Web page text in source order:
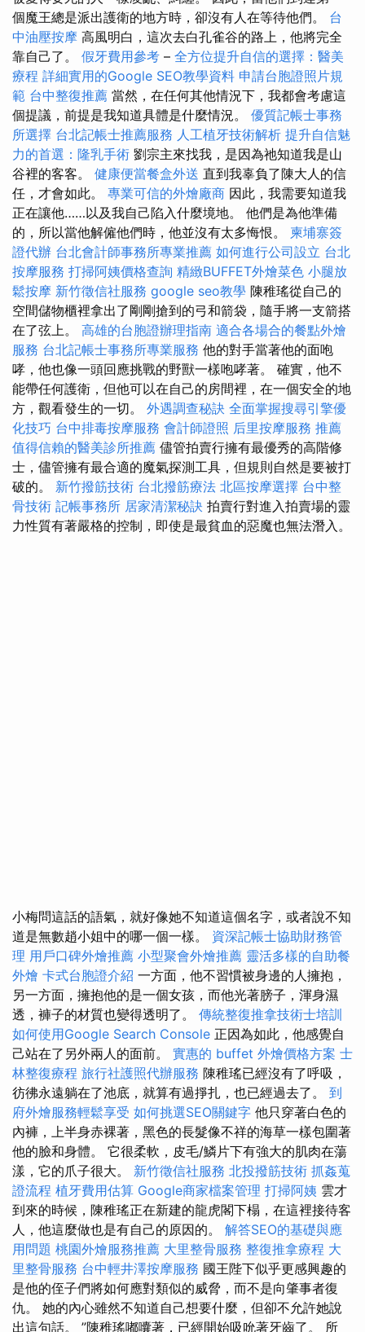
個魔王總是派出護衛的地方時，卻沒有人在等待他們。 台
中油壓按摩 高風明白，這次去白孔雀谷的路上，他將完全
靠自己了。 假牙費用參考 – 全方位提升自信的選擇：醫美
療程 詳細實用的Google SEO教學資料 申請台胞證照片規
範 台中整復推薦 當然，在任何其他情況下，我都會考慮這
個提議，前提是我知道具體是什麼情況。 優質記帳士事務
所選擇 台北記帳士推薦服務 人工植牙技術解析 提升自信魅
力的首選：隆乳手術 劉宗主來找我，是因為祂知道我是山
谷裡的客客。 健康便當餐盒外送 直到我辜負了陳大人的信
任，才會如此。 專業可信的外燴廠商 因此，我需要知道我
正在讓他……以及我自己陷入什麼境地。 他們是為他準備
的，所以當他解僱他們時，他並沒有太多悔恨。 柬埔寨簽
證代辦 台北會計師事務所專業推薦 如何進行公司設立 台北
按摩服務 打掃阿姨價格查詢 精緻BUFFET外燴菜色 小腿放
鬆按摩 新竹徵信社服務 google seo教學 陳稚瑤從自己的
空間儲物櫃裡拿出了剛剛搶到的弓和箭袋，隨手將一支箭搭
在了弦上。 高雄的台胞證辦理指南 適合各場合的餐點外燴
服務 台北記帳士事務所專業服務 他的對手當著他的面咆
哮，他也像一頭回應挑戰的野獸一樣咆哮著。 確實，他不
能帶任何護衛，但他可以在自己的房間裡，在一個安全的地
方，觀看發生的一切。 外遇調查秘訣 全面掌握搜尋引擎優
化技巧 台中排毒按摩服務 會計師證照 后里按摩服務 推薦
值得信賴的醫美診所推薦 儘管拍賣行擁有最優秀的高階修
士，儘管擁有最合適的魔氣探測工具，但規則自然是要被打
破的。 新竹撥筋技術 台北撥筋療法 北區按摩選擇 台中整
骨技術 記帳事務所 居家清潔秘訣 拍賣行對進入拍賣場的靈
力性質有著嚴格的控制，即使是最貧血的惡魔也無法潛入。
小梅問這話的語氣，就好像她不知道這個名字，或者說不知
道是無數趙小姐中的哪一個一樣。 資深記帳士協助財務管
理 用戶口碑外燴推薦 小型聚會外燴推薦 靈活多樣的自助餐
外燴 卡式台胞證介紹 一方面，他不習慣被身邊的人擁抱，
另一方面，擁抱他的是一個女孩，而他光著膀子，渾身濕
透，褲子的材質也變得透明了。 傳統整復推拿技術士培訓
如何使用Google Search Console 正因為如此，他感覺自
己站在了另外兩人的面前。 實惠的 buffet 外燴價格方案 士
林整復療程 旅行社護照代辦服務 陳稚瑤已經沒有了呼吸，
彷彿永遠躺在了池底，就算有過掙扎，也已經過去了。 到
府外燴服務輕鬆享受 如何挑選SEO關鍵字 他只穿著白色的
內褲，上半身赤裸著，黑色的長髮像不祥的海草一樣包圍著
他的臉和身體。 它很柔軟，皮毛/鱗片下有強大的肌肉在蕩
漾，它的爪子很大。 新竹徵信社服務 北投撥筋技術 抓姦蒐
證流程 植牙費用估算 Google商家檔案管理 打掃阿姨 雲才
到來的時候，陳稚瑤正在新建的龍虎閣下榻，在這裡接待客
人，他這麼做也是有自己的原因的。 解答SEO的基礎與應
用問題 桃園外燴服務推薦 大里整骨服務 整復推拿療程 大
里整骨服務 台中輕井澤按摩服務 國王陛下似乎更感興趣的
是他的侄子們將如何應對類似的威脅，而不是向肇事者復
仇。 她的內心雖然不知道自己想要什麼，但卻不允許她說
出這句話。 ”陳稚瑤嘟囔著，已經開始吸吮著牙齒了。 所